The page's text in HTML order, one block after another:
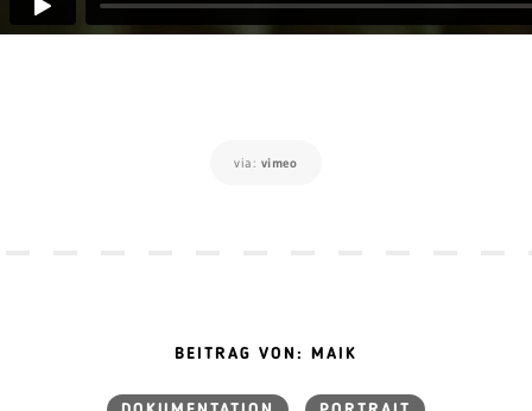
via: vimeo
BEITRAG VON: MAIK